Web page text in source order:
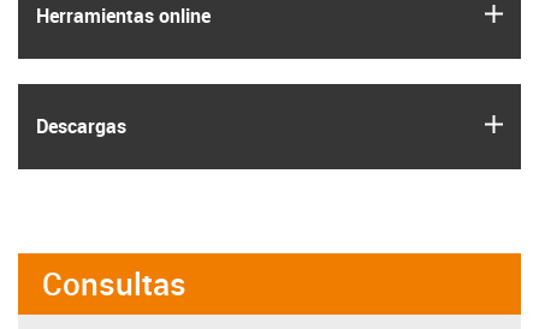
Herramientas online
Descargas
Consultas